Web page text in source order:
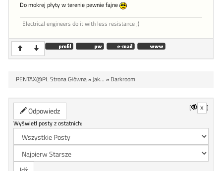
Do mokrej płyty w terenie pewnie fajne
Electrical engineers do it with less resistance ;)
PENTAX@PL Strona Główna»Jak... » Darkroom
Odpowiedz [ X ]
Wyświetl posty z ostatnich: